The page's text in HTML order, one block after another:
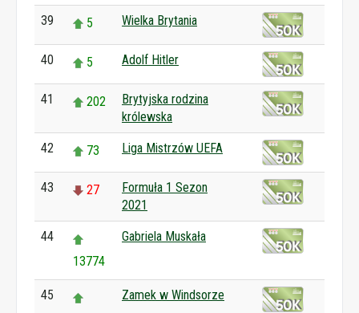
39 5 Wielka Brytania
40 5 Adolf Hitler
41 202
Brytyjska rodzina
królewska
42 73 Liga Mistrzów UEFA
43 27
Formuła 1 Sezon
2021
44
13774
Gabriela Muskała
45
Zamek w Windsorze